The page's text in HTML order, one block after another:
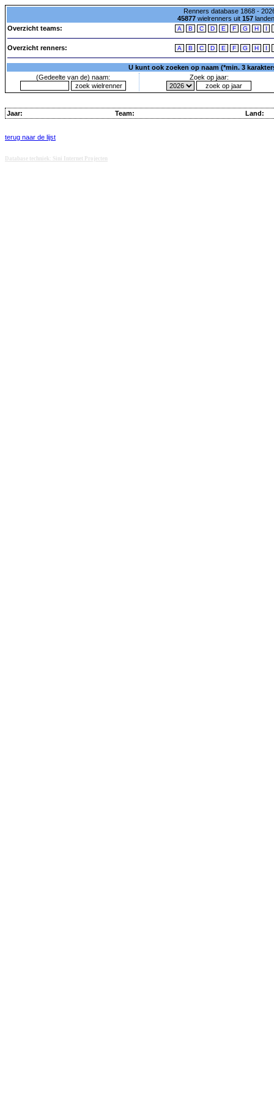
Renners database 1868 -
45877wielrenners uit 157
Overzicht teams:
A B C D E F G H I
Overzicht renners: A B C D E F G H I
U kunt ook zoeken op naam (*min. 3
(Gedeelte van de) naam:
Zoek op jaar:
Jaar: Team: Land:
terug naar de lijst
Database techniek: Sini Internet Projecten